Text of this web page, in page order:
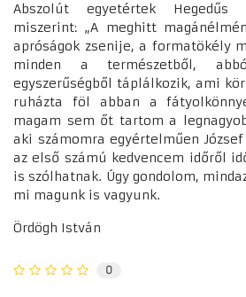
Abszolút egyetértek Hegedűs
miszerint: „A meghitt
apróságok zsenije, a formatökély
minden a természetből,
egyszerűségből táplálkozik, ami
ruházta föl abban a
magam sem őt tartom a
aki számomra egyértelműen
az első számú kedvencem időről
is szólhatnak. Úgy gondolom,
mi magunk is vagyunk.
Ördögh István
0